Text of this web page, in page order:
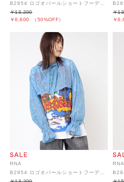
B2854 ロゴオパールショートフーディー
￥6,600 （50%OFF）
￥13,200
￥
￥
RNA